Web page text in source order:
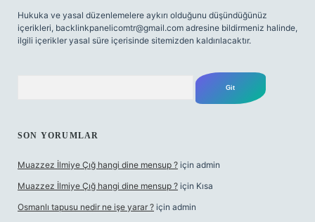
Hukuka ve yasal düzenlemelere aykırı olduğunu düşündüğünüz
içerikleri, backlinkpanelicomtr@gmail.com adresine bildirmeniz halinde,
ilgili içerikler yasal süre içerisinde sitemizden kaldırılacaktır.
SON YORUMLAR
Muazzez İlmiye Çığ hangi dine mensup ? için admin
Muazzez İlmiye Çığ hangi dine mensup ? için Kısa
Osmanlı tapusu nedir ne işe yarar ? için admin